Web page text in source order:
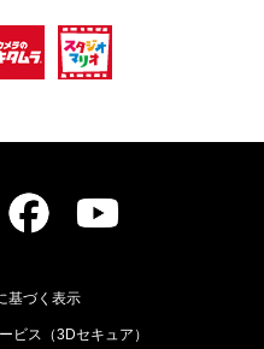
基づく表示
ビス（3Dセキュア）